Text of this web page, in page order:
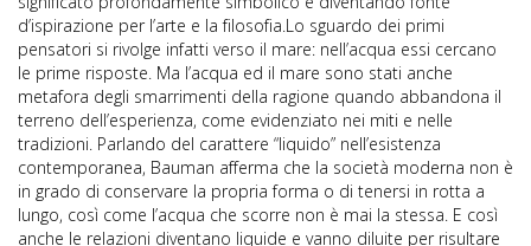
d’ispirazione per l’arte e la filosofia.Lo sguardo dei primi
pensatori si rivolge infatti verso il mare: nell’acqua essi cercano
le prime risposte. Ma l’acqua ed il mare sono stati anche
metafora degli smarrimenti della ragione quando abbandona il
terreno dell’esperienza, come evidenziato nei miti e nelle
tradizioni. Parlando del carattere “liquido” nell’esistenza
contemporanea, Bauman afferma che la società moderna non è
in grado di conservare la propria forma o di tenersi in rotta a
lungo, così come l’acqua che scorre non è mai la stessa. E così
anche le relazioni diventano liquide e vanno diluite per risultare